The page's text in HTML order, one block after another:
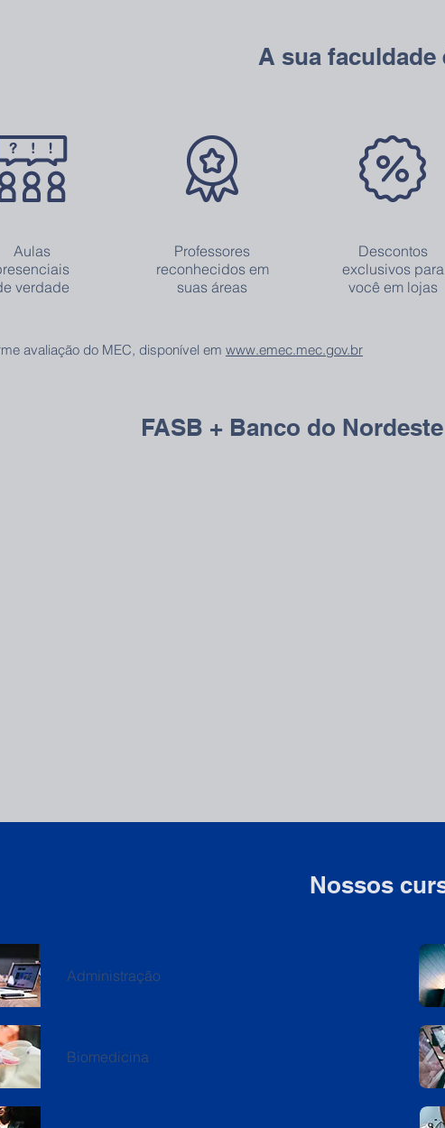
A sua faculdade
Aulas
verdade
Professores
reconhecidos em
suas áreas
Descontos
exclusivos para
você em lojas
avaliação do MEC, disponível em www.emec.mec.gov.br
FASB + Banco do
Nossos
Administração
Biomedicina